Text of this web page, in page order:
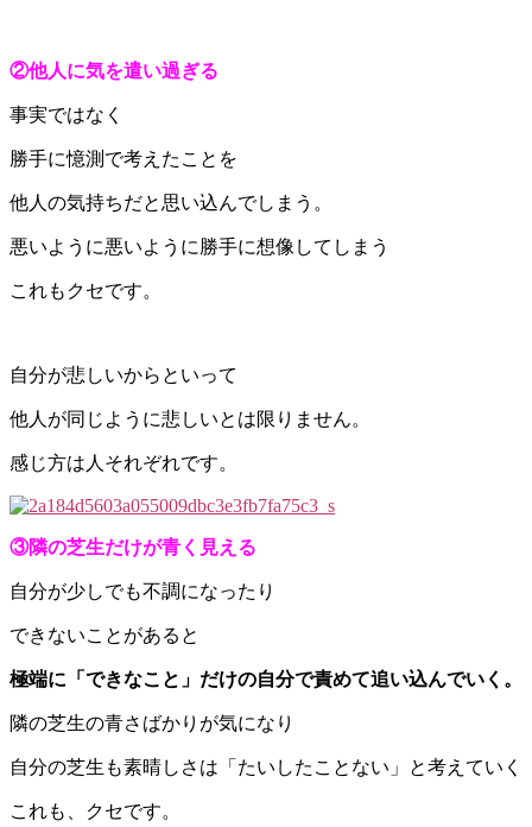
②他人に気を遣い過ぎる
事実ではなく
勝手に憶測で考えたことを
他人の気持ちだと思い込んでしまう。
悪いように悪いように勝手に想像してしまう
これもクセです。
自分が悲しいからといって
他人が同じように悲しいとは限りません。
感じ方は人それぞれです。
③隣の芝生だけが青く見える
自分が少しでも不調になったり
できないことがあると
極端に「できなこと」だけの自分で責めて追い込んでいく。
隣の芝生の青さばかりが気になり
自分の芝生も素晴しさは「たいしたことない」と考えていく
これも、クセです。